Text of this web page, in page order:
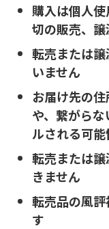
購入は個人
切の販売、
転売または
いません
お届け先の
や、繋がら
ルされる可
転売または
きません
転売品の風
す